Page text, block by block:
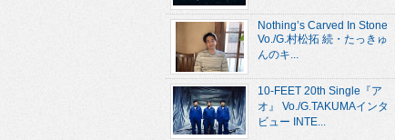
Nothing’s Carved In Stone
Vo./G.村松拓 続・たっきゅ
んのキ...
10-FEET 20th Single『ア
オ』 Vo./G.TAKUMAインタ
ビュー INTE...